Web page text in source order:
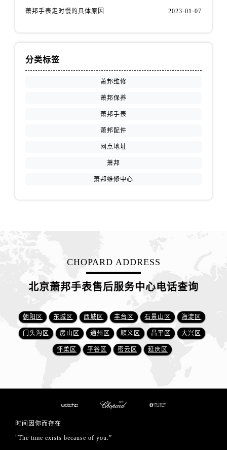
萧邦手表走时慢的具体原因 2023-01-07
分类标签
萧邦维修
萧邦保养
萧邦手表
萧邦配件
网点地址
萧邦
萧邦维修中心
CHOPARD ADDRESS
北京萧邦手表售后服务中心电话查询
朝阳区 东城区 西城区 丰台区 石景山区 海淀区
门头沟区 房山区 通州区 顺义区 昌平区 大兴区
怀柔区 平谷区 密云区 延庆区
时间因你而存在
"The time exists because of you.”